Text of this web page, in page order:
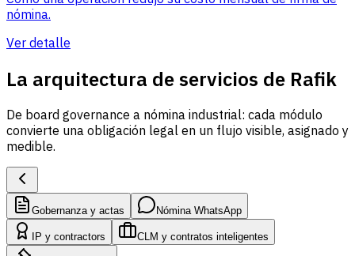
nómina.
Ver detalle
La arquitectura de servicios de Rafik
De board governance a nómina industrial: cada módulo
convierte una obligación legal en un flujo visible, asignado y
medible.
Gobernanza y actas Nómina WhatsApp
IP y contractors CLM y contratos inteligentes